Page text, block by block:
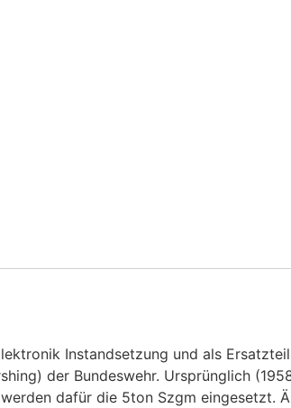
Instandsetzung und als
der Bundeswehr. Ursprünglich
dafür die 5ton Szgm eingesetzt.